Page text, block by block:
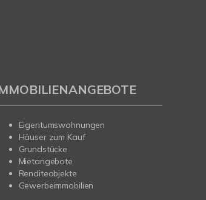
Eigentumswohnungen
Häuser zum Kauf
Grundstücke
Mietangebote
Renditeobjekte
Gewerbeimmobilien